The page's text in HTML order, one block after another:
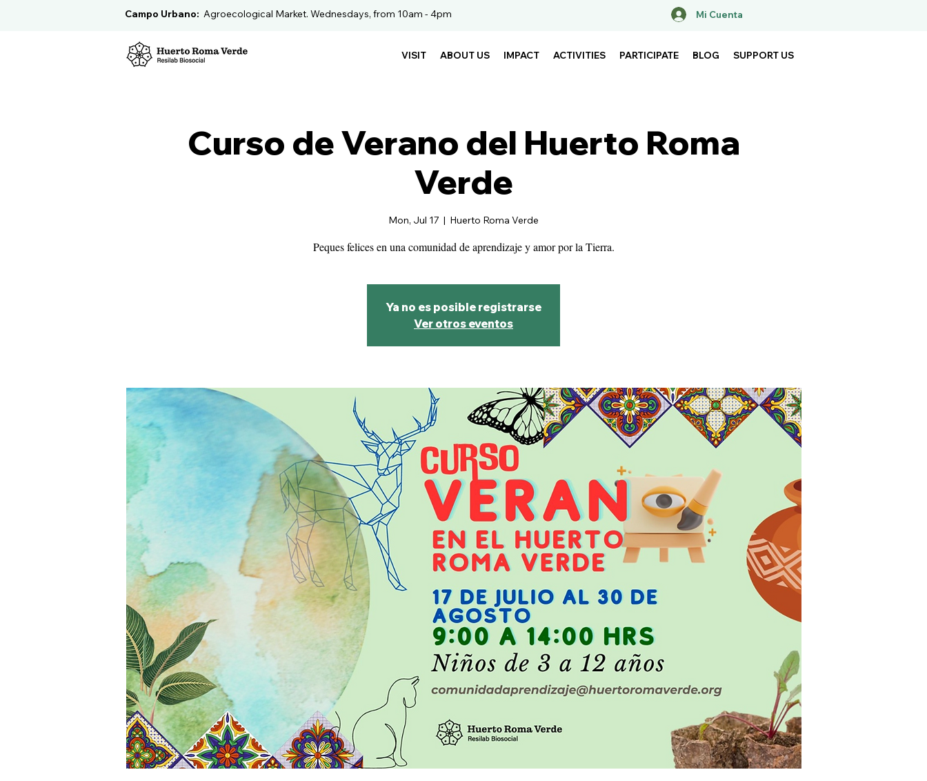
Campo Urbano: Agroecological Market. Wednesdays, from 10am - 4pm Mi Cuenta
VISIT ABOUT US IMPACT ACTIVITIES PARTICIPATE BLOG SUPPORT US
Curso de Verano del Huerto Roma
Verde
Mon, Jul 17
  |
Huerto Roma Verde
Peques felices en una comunidad de aprendizaje y amor por la Tierra.
Ya no es posible registrarse
Ver otros eventos